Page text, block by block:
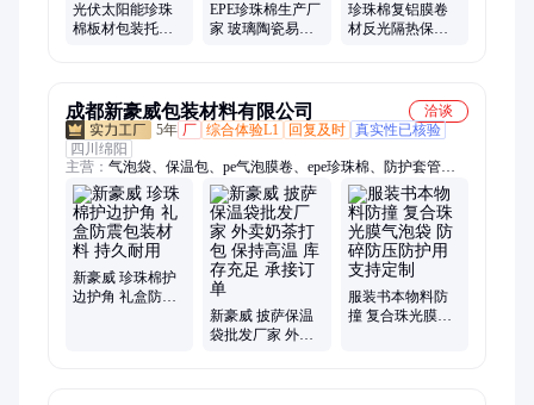
光伏太阳能珍珠
棉板材包装托盘
EPE珍珠棉生产厂
家 玻璃陶瓷易碎
珍珠棉复铝膜卷
材反光隔热保温
成都新豪威包装材料有限公司
洽谈
5年 厂 综合体验L1 回复及时 真实性已核验
四川绵阳
主营： 气泡袋、保温包、pe气泡膜卷、epe珍珠棉、防护套管
材、防撞包装套、珍珠棉管棒材、珍珠棉泡沫板、覆膜珍珠棉
袋、单面气泡膜、防震快递袋、防静电气垫膜
新豪威 珍珠棉护
边护角 礼盒防震
新豪威 披萨保温
袋批发厂家 外卖
服装书本物料防
撞 复合珠光膜气